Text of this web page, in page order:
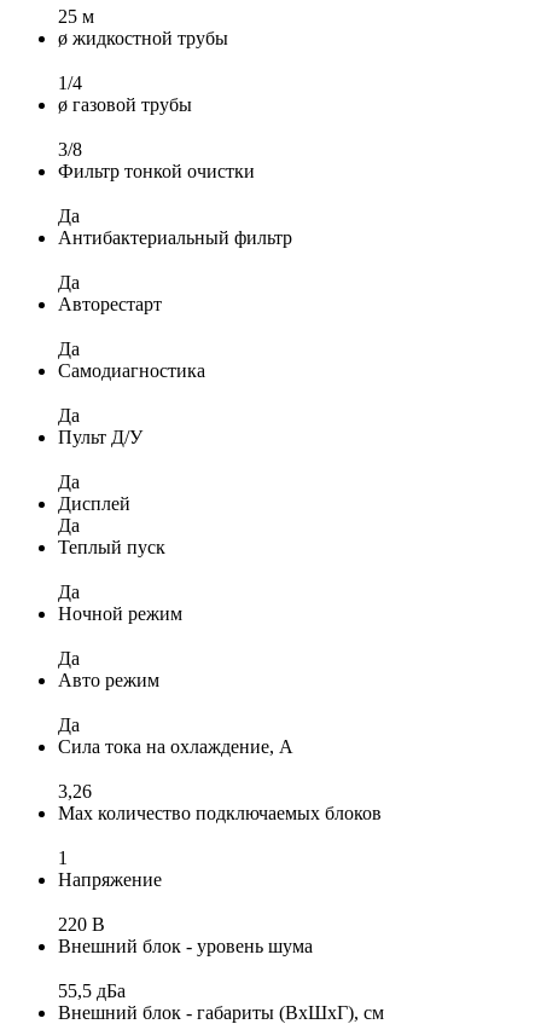
25 м
ø жидкостной трубы
1/4
ø газовой трубы
3/8
Фильтр тонкой очистки
Да
Антибактериальный фильтр
Да
Авторестарт
Да
Самодиагностика
Да
Пульт Д/У
Да
Дисплей
Да
Теплый пуск
Да
Ночной режим
Да
Авто режим
Да
Сила тока на охлаждение, А
3,26
Max количество подключаемых блоков
1
Напряжение
220 В
Внешний блок - уровень шума
55,5 дБа
Внешний блок - габариты (ВхШхГ), см